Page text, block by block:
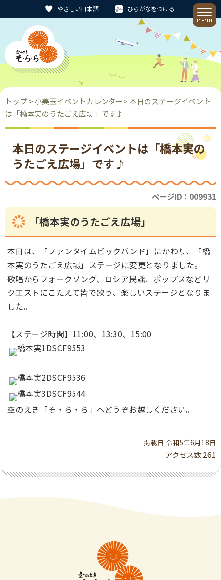
やさしい日本語 ひらがなをつける
トップ> 小美玉イベントカレンダー> 本日のステージイベント
は「橋本実のうたごえ広場」です♪
本日のステージイベントは「橋本実の
うたごえ広場」です♪
ページID：009931
「橋本実のうたごえ広場」
本日は、「ファンタイムビックバンド」にかわり、「橋
本実のうたごえ広場」ステージに変更となりました。
歌唱からフォークソング、ロシア民謡、ポップスなどリ
クエストにこたえて皆で歌う、楽しいステージとなりま
した。
【ステージ時間】11:00、13:30、15:00
空のえき「そ・ら・ら」へどうぞお越しください。
掲載日 令和5年6月18日
アクセス数261